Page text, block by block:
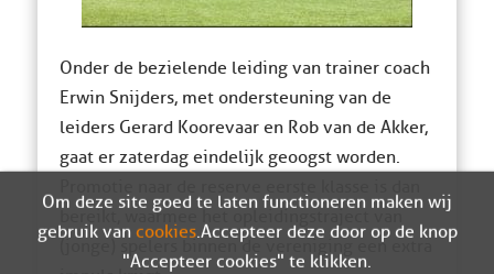
Onder de bezielende leiding van trainer coach
Erwin Snijders, met ondersteuning van de
leiders Gerard Koorevaar en Rob van de Akker,
gaat er zaterdag eindelijk geoogst worden.
bereikt, waarmee het opleidingstraject van
(jonge) spelers binnen de vereniging een extra
Om deze site goed te laten functioneren maken wij
gebruik van cookies. Accepteer deze door op de knop
"Accepteer cookies" te klikken.